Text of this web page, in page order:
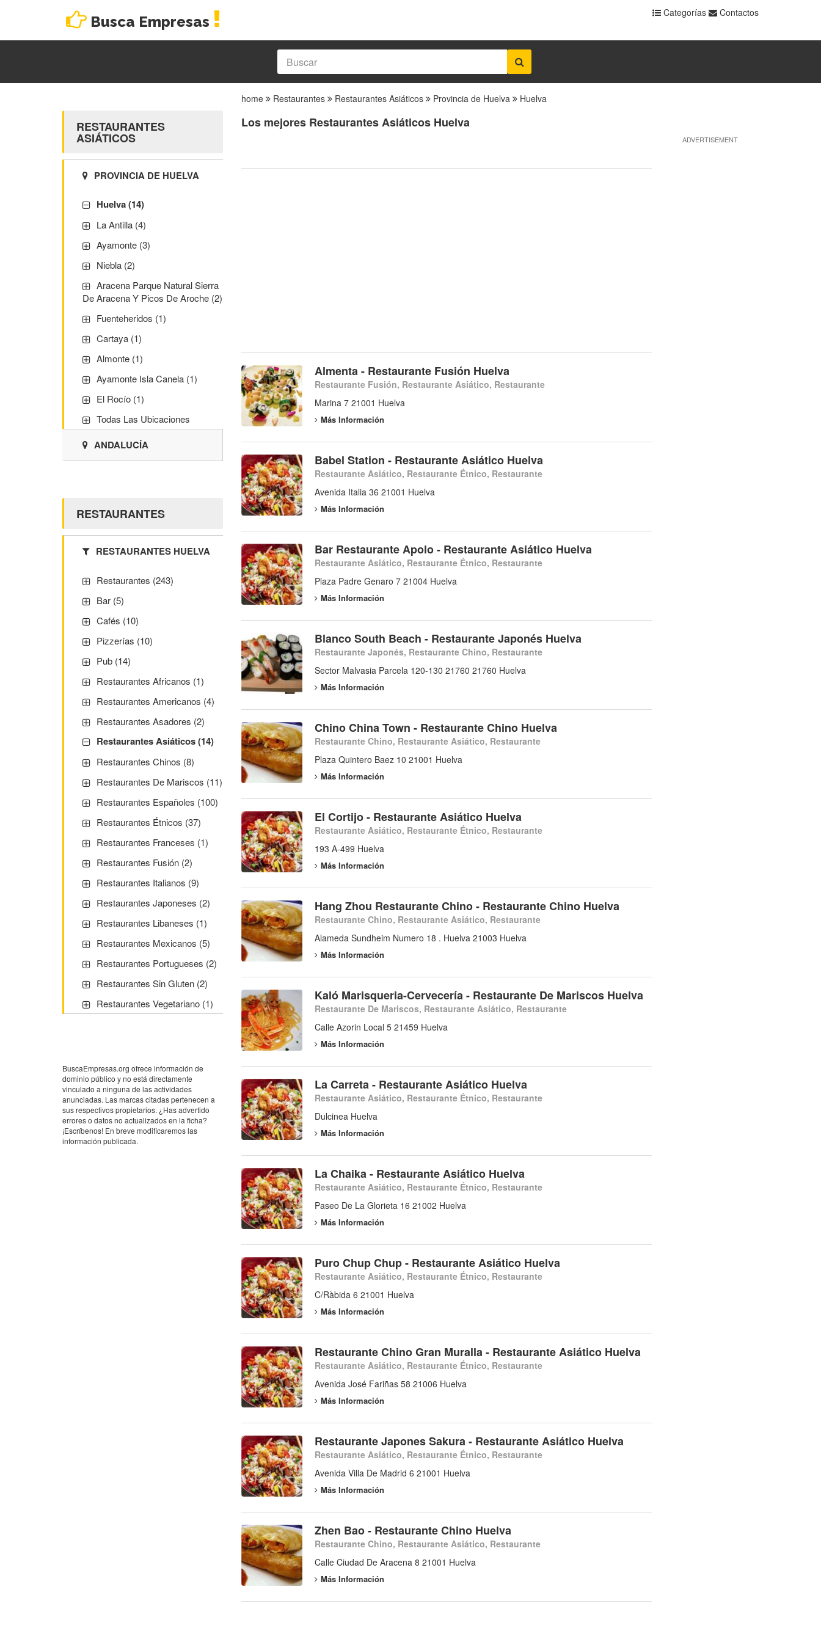
Busca Empresas
Categorías Contactos
home Restaurantes Restaurantes Asiáticos Provincia de Huelva Huelva
Los mejores Restaurantes Asiáticos Huelva
Almenta - Restaurante Fusión Huelva
Restaurante Fusión, Restaurante Asiático, Restaurante
Marina 7 21001 Huelva
Más Información
Babel Station - Restaurante Asiático Huelva
Restaurante Asiático, Restaurante Étnico, Restaurante
Avenida Italia 36 21001 Huelva
Más Información
Bar Restaurante Apolo - Restaurante Asiático Huelva
Restaurante Asiático, Restaurante Étnico, Restaurante
Plaza Padre Genaro 7 21004 Huelva
Más Información
Blanco South Beach - Restaurante Japonés Huelva
Restaurante Japonés, Restaurante Chino, Restaurante
Sector Malvasia Parcela 120-130 21760 21760 Huelva
Más Información
Chino China Town - Restaurante Chino Huelva
Restaurante Chino, Restaurante Asiático, Restaurante
Plaza Quintero Baez 10 21001 Huelva
Más Información
El Cortijo - Restaurante Asiático Huelva
Restaurante Asiático, Restaurante Étnico, Restaurante
193 A-499 Huelva
Más Información
Hang Zhou Restaurante Chino - Restaurante Chino Huelva
Restaurante Chino, Restaurante Asiático, Restaurante
Alameda Sundheim Numero 18 . Huelva 21003 Huelva
Más Información
Kaló Marisqueria-Cervecería - Restaurante De Mariscos Huelva
Restaurante De Mariscos, Restaurante Asiático, Restaurante
Calle Azorin Local 5 21459 Huelva
Más Información
La Carreta - Restaurante Asiático Huelva
Restaurante Asiático, Restaurante Étnico, Restaurante
Dulcinea Huelva
Más Información
La Chaika - Restaurante Asiático Huelva
Restaurante Asiático, Restaurante Étnico, Restaurante
Paseo De La Glorieta 16 21002 Huelva
Más Información
Puro Chup Chup - Restaurante Asiático Huelva
Restaurante Asiático, Restaurante Étnico, Restaurante
C/Ràbida 6 21001 Huelva
Más Información
Restaurante Chino Gran Muralla - Restaurante Asiático Huelva
Restaurante Asiático, Restaurante Étnico, Restaurante
Avenida José Fariñas 58 21006 Huelva
Más Información
Restaurante Japones Sakura - Restaurante Asiático Huelva
Restaurante Asiático, Restaurante Étnico, Restaurante
Avenida Villa De Madrid 6 21001 Huelva
Más Información
Zhen Bao - Restaurante Chino Huelva
Restaurante Chino, Restaurante Asiático, Restaurante
Calle Ciudad De Aracena 8 21001 Huelva
Más Información
ADVERTISEMENT
RESTAURANTES
ASIÁTICOS
PROVINCIA DE HUELVA
Huelva (14)
La Antilla (4)
Ayamonte (3)
Niebla (2)
Aracena Parque Natural Sierra
De Aracena Y Picos De Aroche (2)
Fuenteheridos (1)
Cartaya (1)
Almonte (1)
Ayamonte Isla Canela (1)
El Rocío (1)
Todas Las Ubicaciones
ANDALUCÍA
RESTAURANTES
RESTAURANTES HUELVA
Restaurantes (243)
Bar (5)
Cafés (10)
Pizzerías (10)
Pub (14)
Restaurantes Africanos (1)
Restaurantes Americanos (4)
Restaurantes Asadores (2)
Restaurantes Asiáticos (14)
Restaurantes Chinos (8)
Restaurantes De Mariscos (11)
Restaurantes Españoles (100)
Restaurantes Étnicos (37)
Restaurantes Franceses (1)
Restaurantes Fusión (2)
Restaurantes Italianos (9)
Restaurantes Japoneses (2)
Restaurantes Libaneses (1)
Restaurantes Mexicanos (5)
Restaurantes Portugueses (2)
Restaurantes Sin Gluten (2)
Restaurantes Vegetariano (1)
BuscaEmpresas.org ofrece información de
dominio público y no está directamente
vinculado a ninguna de las actividades
anunciadas. Las marcas citadas pertenecen a
sus respectivos propietarios. ¿Has advertido
errores o datos no actualizados en la ficha?
¡Escríbenos! En breve modificaremos las
información publicada.